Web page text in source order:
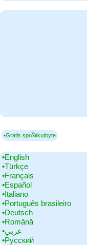
▪Gratis sprÃ¥kutbyte
•‎English
•‎Türkçe
•‎Français
•‎Español
•‎Italiano
•‎Português brasileiro
•‎Deutsch
•‎Română
•‎عربي
•‎Русский